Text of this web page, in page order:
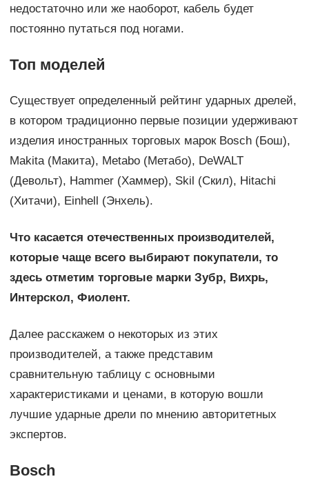
недостаточно или же наоборот, кабель будет
постоянно путаться под ногами.
Топ моделей
Существует определенный рейтинг ударных дрелей,
в котором традиционно первые позиции удерживают
изделия иностранных торговых марок Bosch (Бош),
Makita (Макита), Metabo (Метабо), DeWALT
(Девольт), Hammer (Хаммер), Skil (Скил), Hitachi
(Хитачи), Einhell (Энхель).
Что касается отечественных производителей,
которые чаще всего выбирают покупатели, то
здесь отметим торговые марки Зубр, Вихрь,
Интерскол, Фиолент.
Далее расскажем о некоторых из этих
производителей, а также представим
сравнительную таблицу с основными
характеристиками и ценами, в которую вошли
лучшие ударные дрели по мнению авторитетных
экспертов.
Bosch